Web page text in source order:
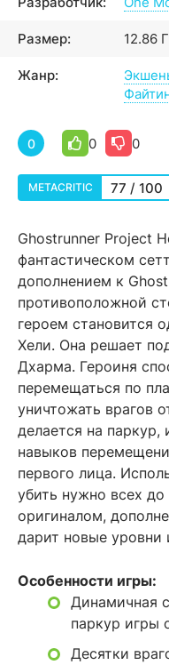
Размер: 12.86
Жанр:
0 0 0
METACRITIC 77 / 100
Ghostrunner Project
фантастическом
дополнением к
противоположной
героем становится
Хели. Она решает
Дхарма. Героиня
перемещаться по
уничтожать врагов
делается на паркур,
навыков
первого лица.
убить нужно всех
оригиналом,
дарит новые
Особенности игры:
Динамичная
паркур игры
Десятки